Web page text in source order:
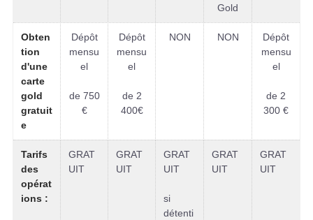
Gold
Obten
tion
d'une
carte
gold
gratuit
e
Dépôt
mensu
el
de 750
€
Dépôt
mensu
el
de 2
400€
NON NON
Dépôt
mensu
el
de 2
300 €
Tarifs
des
opérat
ions :
GRAT
UIT
GRAT
UIT
GRAT
UIT
si
détenti
GRAT
UIT
GRAT
UIT